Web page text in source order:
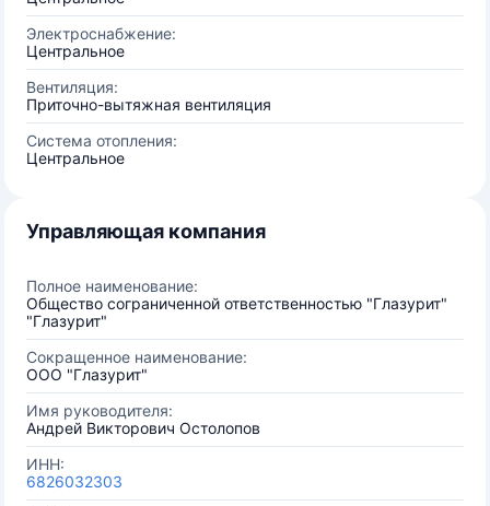
Электроснабжение:
Центральное
Вентиляция:
Приточно-вытяжная вентиляция
Система отопления:
Центральное
Управляющая компания
Полное наименование:
Общество сограниченной ответственностью "Глазурит"
"Глазурит"
Сокращенное наименование:
ООО "Глазурит"
Имя руководителя:
Андрей Викторович Остолопов
ИНН:
6826032303